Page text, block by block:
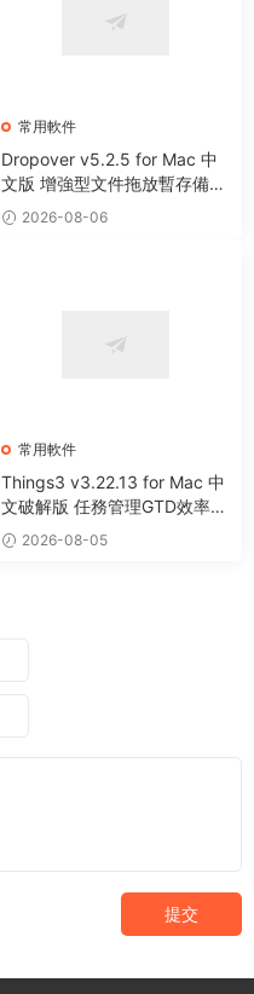
常用軟件
Dropover v5.2.5 for Mac 中
文版 增強型文件拖放暫存備用
整理工具
2026-08-06
常用軟件
Things3 v3.22.13 for Mac 中
文破解版 任務管理GTD效率工
具 2026-08-05
提交